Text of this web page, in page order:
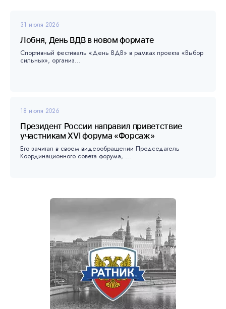
31 июля 2026
Лобня, День ВДВ в новом формате
Спортивный фестиваль «День ВДВ» в рамках проекта «Выбор
сильных», организ...
18 июля 2026
Президент России направил приветствие
участникам XVI форума «Форсаж»
Его зачитал в своем видеообращении Председатель
Координационного совета форума, ...